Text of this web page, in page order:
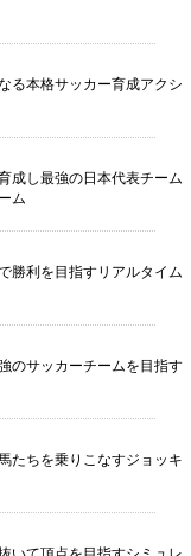
る本格サッカー育成アクシ
成し最強の日本代表チーム
ム
勝利を目指すリアルタイム
のサッカーチームを目指す
たちを乗りこなすジョッキ